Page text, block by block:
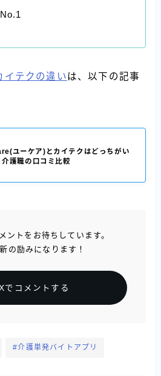
イテクの違いは、以下の記事
ユーケア)とカイテクはどっちがい
介護職の口コミ比較
ントをお待ちしています。
の励みになります！
でコメントする
#介護単発バイトアプリ